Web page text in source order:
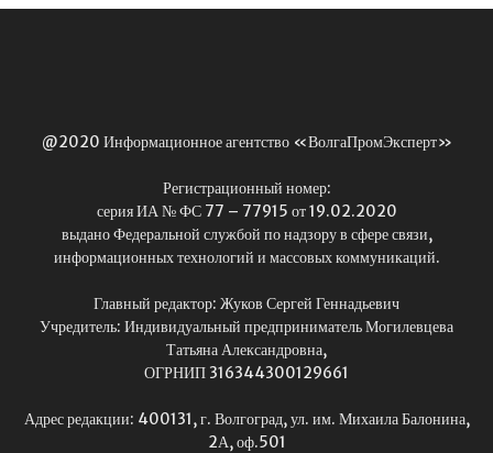
@2020 Информационное агентство «ВолгаПромЭксперт»
Регистрационный номер:
серия ИА № ФС 77 – 77915 от 19.02.2020
выдано Федеральной службой по надзору в сфере связи,
информационных технологий и массовых коммуникаций.
Главный редактор: Жуков Сергей Геннадьевич
Учредитель: Индивидуальный предприниматель Могилевцева
Татьяна Александровна,
ОГРНИП 316344300129661
Адрес редакции: 400131, г. Волгоград, ул. им. Михаила Балонина,
2А, оф.501